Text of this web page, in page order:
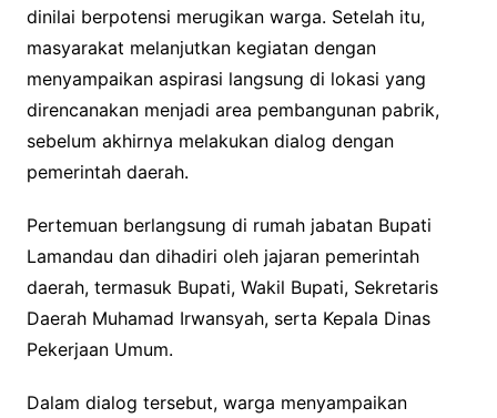
dinilai berpotensi merugikan warga. Setelah itu,
masyarakat melanjutkan kegiatan dengan
menyampaikan aspirasi langsung di lokasi yang
direncanakan menjadi area pembangunan pabrik,
sebelum akhirnya melakukan dialog dengan
pemerintah daerah.
Pertemuan berlangsung di rumah jabatan Bupati
Lamandau dan dihadiri oleh jajaran pemerintah
daerah, termasuk Bupati, Wakil Bupati, Sekretaris
Daerah Muhamad Irwansyah, serta Kepala Dinas
Pekerjaan Umum.
Dalam dialog tersebut, warga menyampaikan